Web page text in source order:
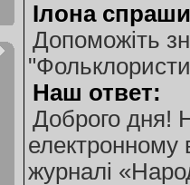
Iлона
Допоможiть
Наш ответ:
Доброго дня!
електронному
журналі